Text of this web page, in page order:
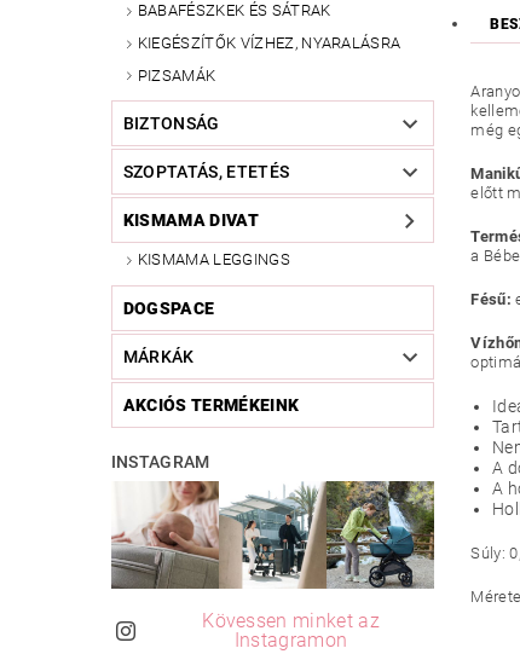
BABAFÉSZKEK ÉS SÁTRAK
KIEGÉSZÍTŐK VÍZHEZ, NYARALÁSRA
PIZSAMÁK
BIZTONSÁG
SZOPTATÁS, ETETÉS
KISMAMA DIVAT
KISMAMA LEGGINGS
DOGSPACE
MÁRKÁK
AKCIÓS TERMÉKEINK
INSTAGRAM
Kövessen minket az
Instagramon
még
előtt
a
Fésű:
A
A
Súly: